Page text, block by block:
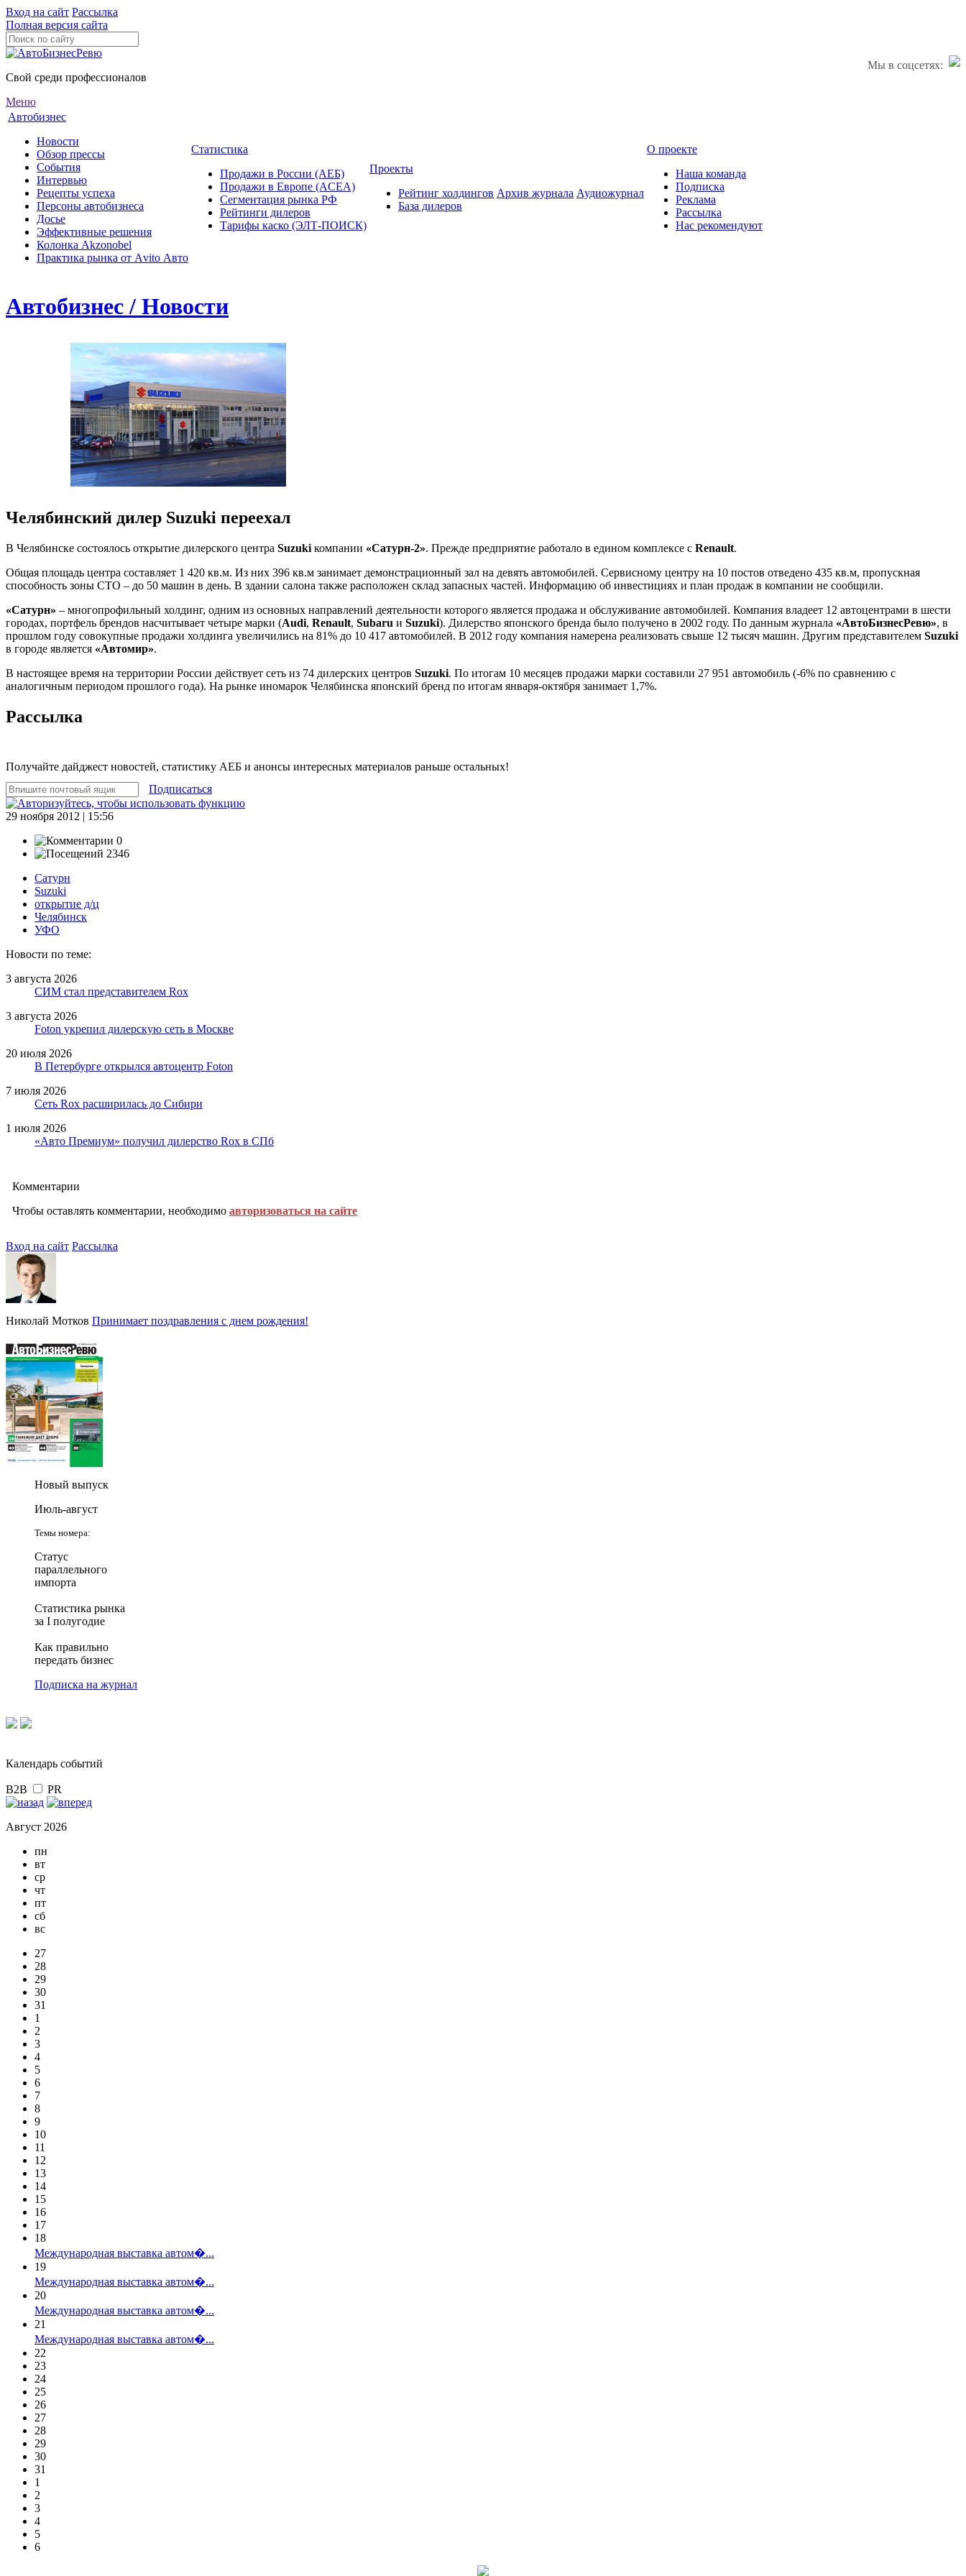
Вход на сайт Рассылка
Полная версия сайта
Мы в соцсетях:
Свой среди профессионалов
Меню
Автобизнес
Новости
Обзор прессы
События
Интервью
Рецепты успеха
Персоны автобизнеса
Досье
Эффективные решения
Колонка Akzonobel
Практика рынка от Аvito Авто
Статистика
Продажи в России (АЕБ)
Продажи в Европе (ACEA)
Сегментация рынка РФ
Рейтинги дилеров
Тарифы каско (ЭЛТ-ПОИСК)
Проекты
Рейтинг холдингов
База дилеров
Архив журнала Аудиожурнал
О проекте
Наша команда
Подписка
Реклама
Рассылка
Нас рекомендуют
Автобизнес / Новости
Челябинский дилер Suzuki переехал
В Челябинске состоялось открытие дилерского центра Suzuki компании «Сатурн-2». Прежде предприятие работало в едином комплексе с Renault.
Общая площадь центра составляет 1 420 кв.м. Из них 396 кв.м занимает демонстрационный зал на девять автомобилей. Сервисному центру на 10 постов отведено 435 кв.м, пропускная
способность зоны СТО – до 50 машин в день. В здании салона также расположен склад запасных частей. Информацию об инвестициях и план продаж в компании не сообщили.
«Сатурн» – многопрофильный холдинг, одним из основных направлений деятельности которого является продажа и обслуживание автомобилей. Компания владеет 12 автоцентрами в шести
городах, портфель брендов насчитывает четыре марки (Audi, Renault, Subaru и Suzuki). Дилерство японского бренда было получено в 2002 году. По данным журнала «АвтоБизнесРевю», в
прошлом году совокупные продажи холдинга увеличились на 81% до 10 417 автомобилей. В 2012 году компания намерена реализовать свыше 12 тысяч машин. Другим представителем Suzuki
в городе является «Автомир».
В настоящее время на территории России действует сеть из 74 дилерских центров Suzuki. По итогам 10 месяцев продажи марки составили 27 951 автомобиль (-6% по сравнению с
аналогичным периодом прошлого года). На рынке иномарок Челябинска японский бренд по итогам января-октября занимает 1,7%.
Рассылка
Получайте дайджест новостей, статистику АЕБ и анонсы интересных материалов раньше остальных!
Подписаться
29 ноября 2012 | 15:56
0
2346
Сатурн
Suzuki
открытие д/ц
Челябинск
УФО
Новости по теме:
3 августа 2026
СИМ стал представителем Rox
3 августа 2026
Foton укрепил дилерскую сеть в Москве
20 июля 2026
В Петербурге открылся автоцентр Foton
7 июля 2026
Сеть Rox расширилась до Сибири
1 июля 2026
«Авто Премиум» получил дилерство Rox в СПб
Комментарии
Чтобы оставлять комментарии, необходимо авторизоваться на сайте
Вход на сайт Рассылка
Николай Мотков Принимает поздравления с днем рождения!
Новый выпуск
Июль-август
Темы номера:
Статус
параллельного
импорта
Статистика рынка
за I полугодие
Как правильно
передать бизнес
Подписка на журнал
Календарь событий
B2B PR
Август 2026
пн
вт
ср
чт
пт
сб
вс
27
28
29
30
31
1
2
3
4
5
6
7
8
9
10
11
12
13
14
15
16
17
18
Международная выставка автом�...
19
Международная выставка автом�...
20
Международная выставка автом�...
21
Международная выставка автом�...
22
23
24
25
26
27
28
29
30
31
1
2
3
4
5
6